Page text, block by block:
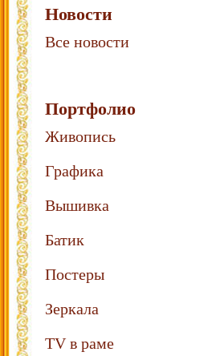
Новости
Все новости
Портфолио
Живопись
Графика
Вышивка
Батик
Постеры
Зеркала
TV в раме